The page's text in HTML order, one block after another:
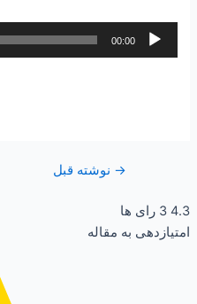
پخش‌کننده
00:00
→ نوشته قبل
4.3
3 رای ها
امتیازدهی به مقاله